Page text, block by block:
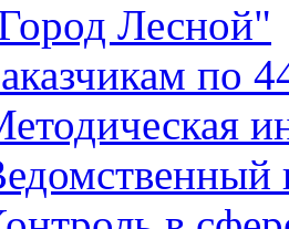
Лесной"
по